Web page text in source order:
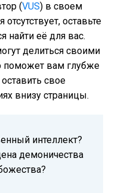
(VUS) в своем
оставьте
найти её для вас.
делиться своими
поможет вам глубже
свое
внизу страницы.
интеллект?
демоничества